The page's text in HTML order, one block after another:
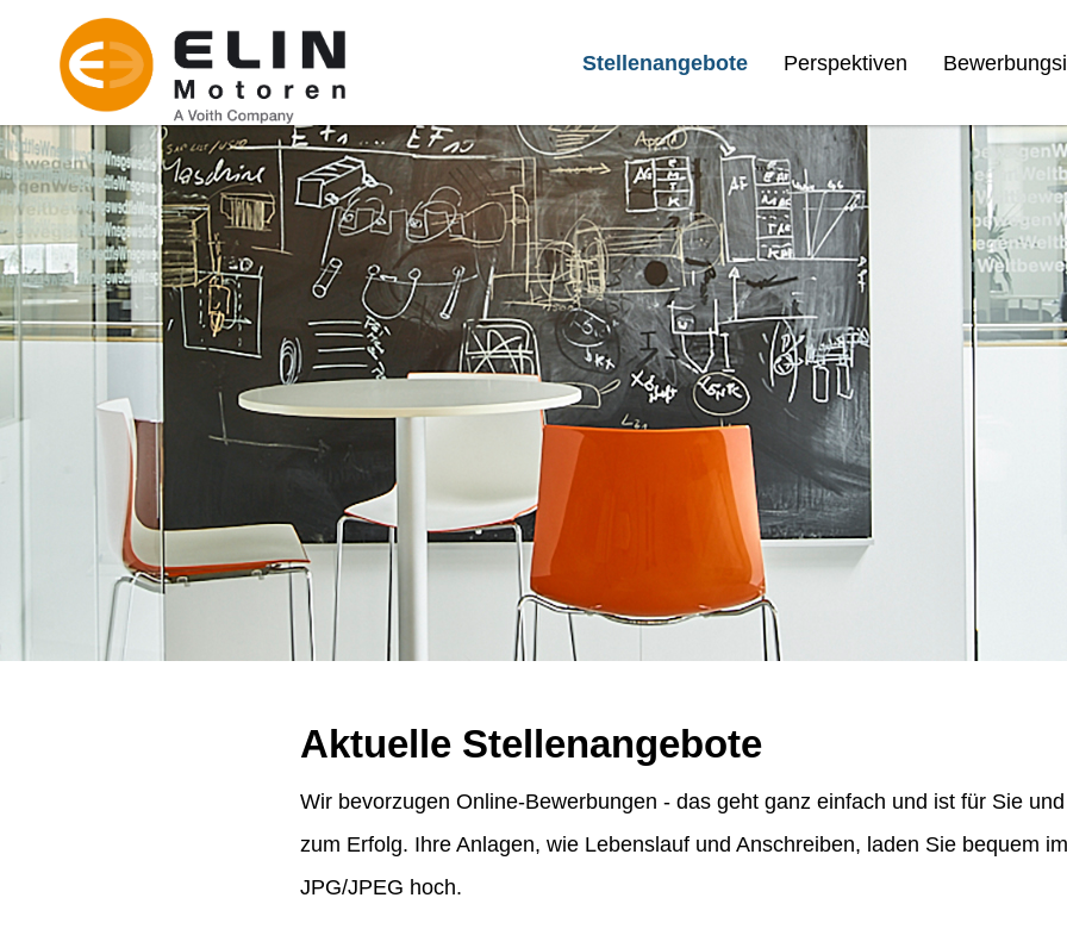
Stellenangebote Perspektiven
Aktuelle Stellenangebote
Wir bevorzugen Online-Bewerbungen - das geht ganz einfach und ist für Sie
zum Erfolg. Ihre Anlagen, wie Lebenslauf und Anschreiben, laden Sie bequem
JPG/JPEG hoch.